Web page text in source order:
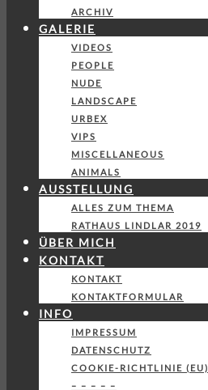
ARCHIV
GALERIE
VIDEOS
PEOPLE
NUDE
LANDSCAPE
URBEX
VIPS
MISCELLANEOUS
ANIMALS
AUSSTELLUNG
ALLES ZUM THEMA
RATHAUS LINDLAR 2019
ÜBER MICH
KONTAKT
KONTAKT
KONTAKTFORMULAR
INFO
IMPRESSUM
DATENSCHUTZ
COOKIE-RICHTLINIE (EU)
– – – – –